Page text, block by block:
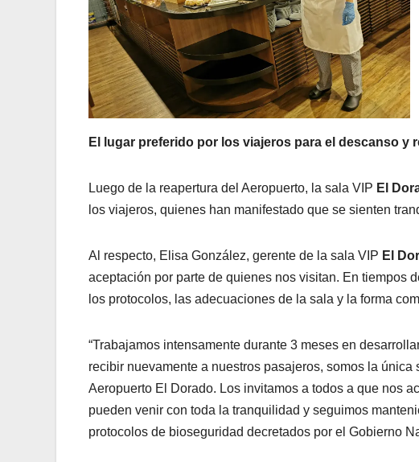
El lugar preferido por los viajeros para el descanso y
Luego de la reapertura del Aeropuerto, la sala VIP El
los viajeros, quienes han manifestado que se sienten
Al respecto, Elisa González, gerente de la sala VIP El
aceptación por parte de quienes nos visitan. En tiempos
los protocolos, las adecuaciones de la sala y la forma
“Trabajamos intensamente durante 3 meses en
recibir nuevamente a nuestros pasajeros, somos la
Aeropuerto El Dorado. Los invitamos a todos a que nos
pueden venir con toda la tranquilidad y seguimos
protocolos de bioseguridad decretados por el Gobierno